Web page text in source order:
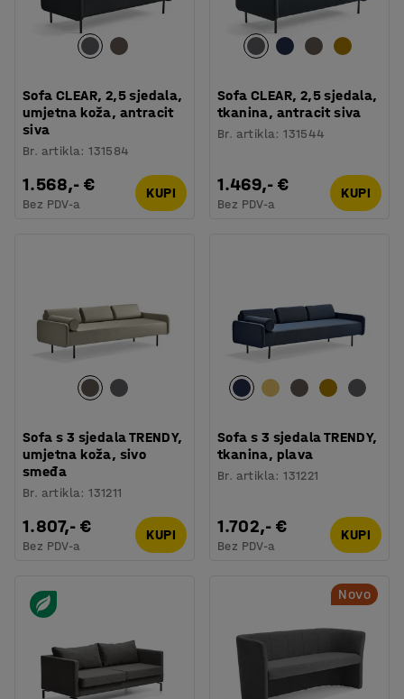
Sofa CLEAR, 2,5 sjedala,
umjetna koža, antracit
siva
Br. artikla:131584
1.568,- €
Bez PDV-a
KUPI
Sofa CLEAR, 2,5 sjedala,
tkanina, antracit siva
Br. artikla:131544
1.469,- €
Bez PDV-a
KUPI
Sofa s 3 sjedala TRENDY,
umjetna koža, sivo
smeđa
Br. artikla:131211
1.807,- €
Bez PDV-a
KUPI
Sofa s 3 sjedala TRENDY,
tkanina, plava
Br. artikla:131221
1.702,- €
Bez PDV-a
KUPI
Novo